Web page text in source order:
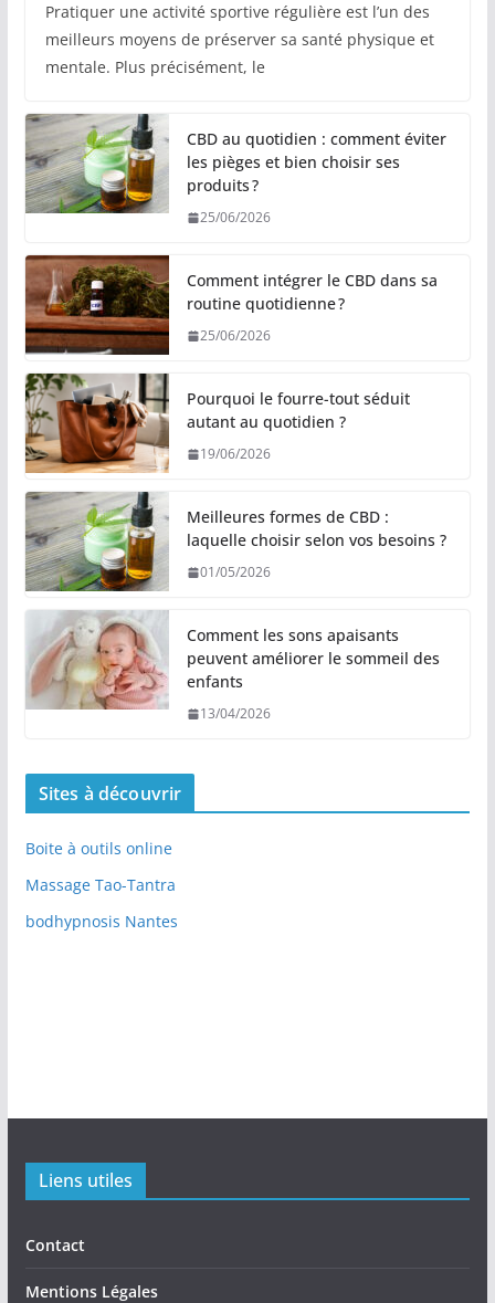
Pratiquer une activité sportive régulière est l’un des
meilleurs moyens de préserver sa santé physique et
mentale. Plus précisément, le
CBD au quotidien : comment éviter
les pièges et bien choisir ses
produits ?
25/06/2026
Comment intégrer le CBD dans sa
routine quotidienne ?
25/06/2026
Pourquoi le fourre-tout séduit
autant au quotidien ?
19/06/2026
Meilleures formes de CBD :
laquelle choisir selon vos besoins ?
01/05/2026
Comment les sons apaisants
peuvent améliorer le sommeil des
enfants
13/04/2026
Sites à découvrir
Boite à outils online
Massage Tao-Tantra
bodhypnosis Nantes
Liens utiles
Contact
Mentions Légales